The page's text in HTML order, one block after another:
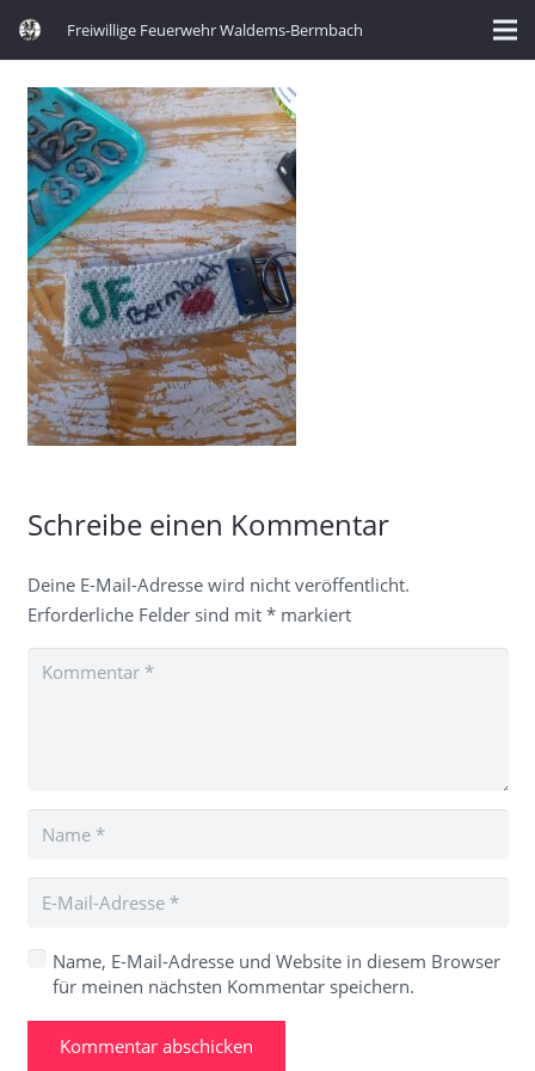
Freiwillige Feuerwehr Waldems-Bermbach
Schreibe einen Kommentar
Deine E-Mail-Adresse wird nicht veröffentlicht.
Erforderliche Felder sind mit *markiert
Name, E-Mail-Adresse und Website in diesem Browser
für meinen nächsten Kommentar speichern.
Kommentar abschicken